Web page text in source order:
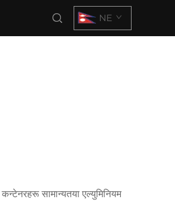
NE
सामान्यतया एल्युमिनियम